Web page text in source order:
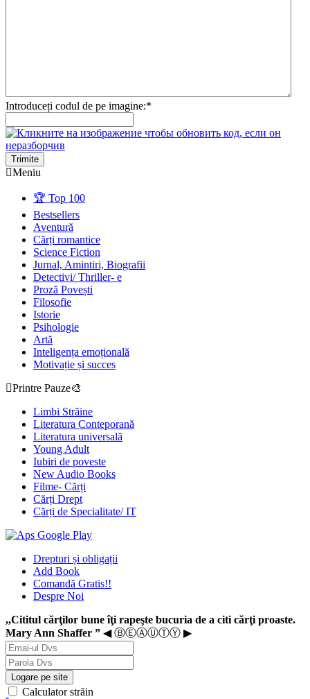
Introduceți codul de pe imagine:*
Trimite
Meniu
🏆 Top 100
Bestsellers
Aventură
Cărți romantice
Science Fiction
Jurnal, Amintiri, Biografii
Detectivi/ Thriller- e
Proză Povești
Filosofie
Istorie
Psihologie
Artă
Inteligența emoțională
Motivație și succes
Printre Pauze🎨
Limbi Străine
Literatura Conteporană
Literatura universală
Young Adult
Iubiri de poveste
New Audio Books
Filme- Cărți
Cărți Drept
Cărți de Specialitate/ IT
Drepturi și obligații
Add Book
Comandă Gratis!!
Despre Noi
,,Cititul cărţilor bune îţi rapeşte bucuria de a citi cărţi proaste.
Mary Ann Shaffer ” ◀ ⒷⒺⒶⓊⓉⓎ ▶
Logare pe site
Calculator străin